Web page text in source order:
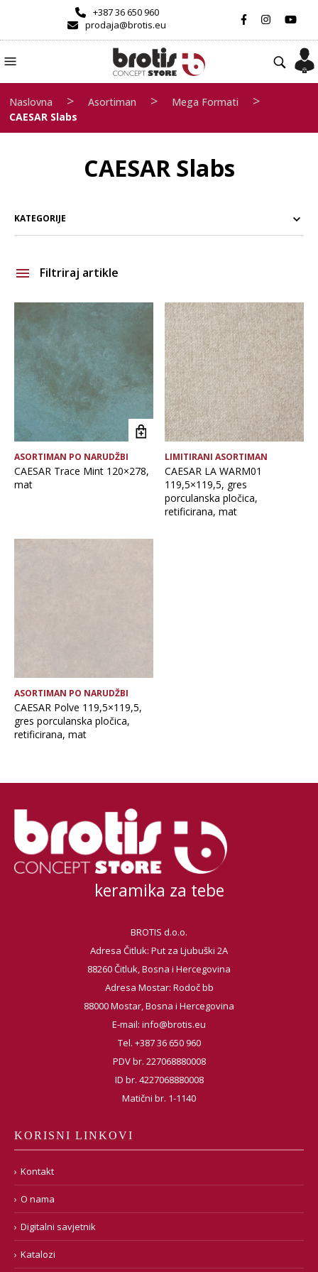
+387 36 650 960
prodaja@brotis.eu
Naslovna > Asortiman > Mega Formati >
CAESAR Slabs
CAESAR Slabs
KATEGORIJE
Filtriraj artikle
Brand
Debljina
Format ploče
Glavna boja
ASORTIMAN PO NARUDŽBI
CAESAR Trace Mint 120×278,
mat
LIMITIRANI ASORTIMAN
CAESAR LA WARM01
119,5×119,5, gres
porculanska pločica,
retificirana, mat
ASORTIMAN PO NARUDŽBI
CAESAR Polve 119,5×119,5,
gres porculanska pločica,
retificirana, mat
keramika za tebe
BROTIS d.o.o.
Adresa Čitluk: Put za Ljubuški 2A
88260 Čitluk, Bosna i Hercegovina
Adresa Mostar: Rodoč bb
88000 Mostar, Bosna i Hercegovina
E-mail: info@brotis.eu
Tel. +387 36 650 960
PDV br. 227068880008
ID br. 4227068880008
Matični br. 1-1140
KORISNI LINKOVI
Kontakt
O nama
Digitalni savjetnik
Katalozi